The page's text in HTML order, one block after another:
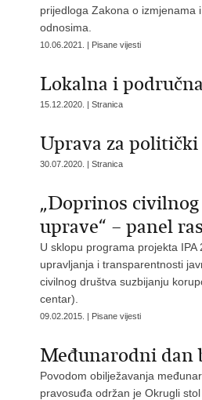
prijedloga Zakona o izmjenama
odnosima.
10.06.2021. | Pisane vijesti
Lokalna i
15.12.2020. | Stranica
Uprava za
30.07.2020. | Stranica
„Doprinos
uprave“ – panel
U sklopu programa projekta
upravljanja i transparentnosti
civilnog društva suzbijanju
centar).
09.02.2015. | Pisane vijesti
Međunarodni dan
Povodom obilježavanja
pravosuđa održan je Okrugli